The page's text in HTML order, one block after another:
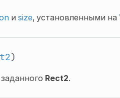
и size, установленными на
)
Rect2.